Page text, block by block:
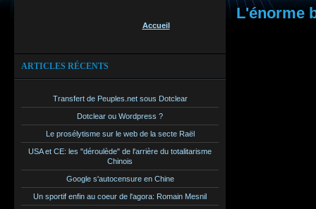
Accueil
ARTICLES RÉCENTS
Transfert de Peuples.net sous Dotclear
Dotclear ou Wordpress ?
Le prosélytisme sur le web de la secte Raël
USA et CE: les "déroulède" de l'arrière du totalitarisme
Chinois
Google s'autocensure en Chine
Un sportif enfin au coeur de l'agora: Romain Mesnil
L'énorme